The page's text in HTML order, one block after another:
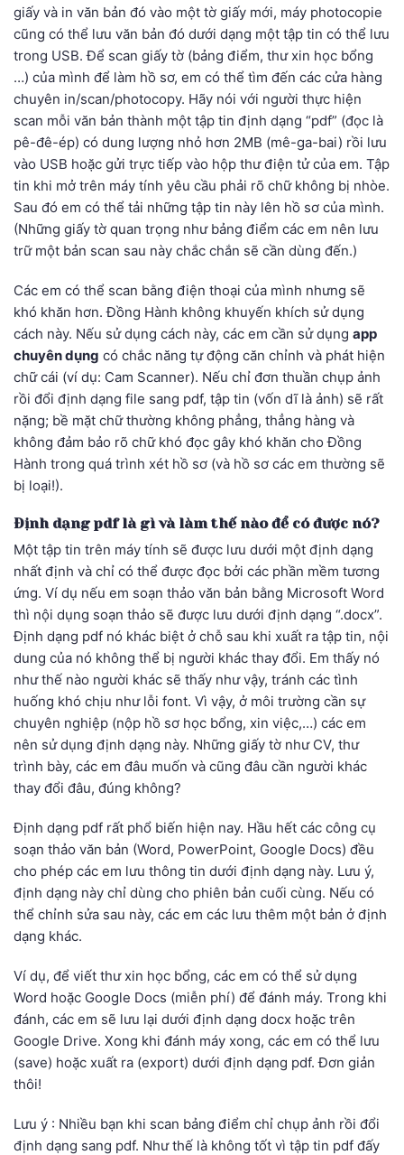
giấy và in văn bản đó vào một tờ giấy mới, máy photocopie
cũng có thể lưu văn bản đó dưới dạng một tập tin có thể lưu
trong USB. Để scan giấy tờ (bảng điểm, thư xin học bổng
…) của mình để làm hồ sơ, em có thể tìm đến các cửa hàng
chuyên in/scan/photocopy. Hãy nói với người thực hiện
scan mỗi văn bản thành một tập tin định dạng “pdf” (đọc là
pê-đê-ép) có dung lượng nhỏ hơn 2MB (mê-ga-bai) rồi lưu
vào USB hoặc gửi trực tiếp vào hộp thư điện tử của em. Tập
tin khi mở trên máy tính yêu cầu phải rõ chữ không bị nhòe.
Sau đó em có thể tải những tập tin này lên hồ sơ của mình.
(Những giấy tờ quan trọng như bảng điểm các em nên lưu
trữ một bản scan sau này chắc chắn sẽ cần dùng đến.)
Các em có thể scan bằng điện thoại của mình nhưng sẽ
khó khăn hơn. Đồng Hành không khuyến khích sử dụng
cách này. Nếu sử dụng cách này, các em cần sử dụng app
chuyên dụng có chắc năng tự động căn chỉnh và phát hiện
chữ cái (ví dụ: Cam Scanner). Nếu chỉ đơn thuần chụp ảnh
rồi đổi định dạng file sang pdf, tập tin (vốn dĩ là ảnh) sẽ rất
nặng; bề mặt chữ thường không phẳng, thẳng hàng và
không đảm bảo rõ chữ khó đọc gây khó khăn cho Đồng
Hành trong quá trình xét hồ sơ (và hồ sơ các em thường sẽ
bị loại!).
Định dạng pdf là gì và làm thế nào để có được nó?
Một tập tin trên máy tính sẽ được lưu dưới một định dạng
nhất định và chỉ có thể được đọc bởi các phần mềm tương
ứng. Ví dụ nếu em soạn thảo văn bản bằng Microsoft Word
thì nội dụng soạn thảo sẽ được lưu dưới định dạng “.docx”.
Định dạng pdf nó khác biệt ở chỗ sau khi xuất ra tập tin, nội
dung của nó không thể bị người khác thay đổi. Em thấy nó
như thế nào người khác sẽ thấy như vậy, tránh các tình
huống khó chịu như lỗi font. Vì vậy, ở môi trường cần sự
chuyên nghiệp (nộp hồ sơ học bổng, xin việc,…) các em
nên sử dụng định dạng này. Những giấy tờ như CV, thư
trình bày, các em đâu muốn và cũng đâu cần người khác
thay đổi đâu, đúng không?
Định dạng pdf rất phổ biến hiện nay. Hầu hết các công cụ
soạn thảo văn bản (Word, PowerPoint, Google Docs) đều
cho phép các em lưu thông tin dưới định dạng này. Lưu ý,
định dạng này chỉ dùng cho phiên bản cuối cùng. Nếu có
thể chỉnh sửa sau này, các em các lưu thêm một bản ở định
dạng khác.
Ví dụ, để viết thư xin học bổng, các em có thể sử dụng
Word hoặc Google Docs (miễn phí) để đánh máy. Trong khi
đánh, các em sẽ lưu lại dưới định dạng docx hoặc trên
Google Drive. Xong khi đánh máy xong, các em có thể lưu
(save) hoặc xuất ra (export) dưới định dạng pdf. Đơn giản
thôi!
Lưu ý : Nhiều bạn khi scan bảng điểm chỉ chụp ảnh rồi đổi
định dạng sang pdf. Như thế là không tốt vì tập tin pdf đấy